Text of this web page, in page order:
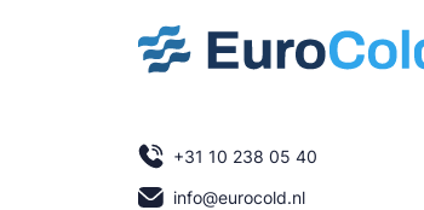
+31 10 238 05 40
info@eurocold.nl